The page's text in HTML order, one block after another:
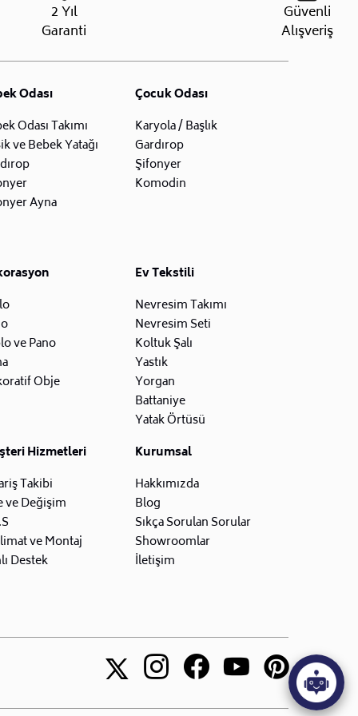
2 Yıl
Garanti
Güvenli
Alışveriş
Odası
Odası Takımı
ve Bebek Yatağı
Ayna
Çocuk Odası
Karyola / Başlık
Gardırop
Şifonyer
Komodin
ve Pano
Obje
Ev Tekstili
Nevresim Takımı
Nevresim Seti
Koltuk Şalı
Yastık
Yorgan
Battaniye
Yatak Örtüsü
Hizmetleri
Takibi
ve Değişim
ve Montaj
Destek
Kurumsal
Hakkımızda
Blog
Sıkça Sorulan Sorular
Showroomlar
İletişim